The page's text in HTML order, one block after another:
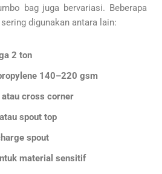
bag juga bervariasi. Beberapa
digunakan antara lain:
2 ton
140–220 gsm
cross corner
spout top
spout
material sensitif